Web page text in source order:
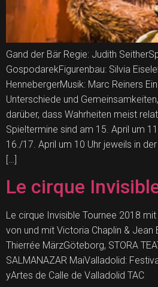
Gand der Bär Regie: Judith
GospodarekFigurenbau: Silvia
HennebergerMusik: Marc Reiners
Unterschiede und
darüber, dass Wahrheiten meist
Spieltermine sind am 15. April um
16./17. April um 10 Uhr jeweils in
[…]
Le cirque
Le cirque Invisible Tournee 2018
von und mit Victoria Chaplin & Jean
Thierrée MärzGöteborg, STORA
SALMANAZAR MaiValladolid:
yArtes de Calle de Valladolid TAC